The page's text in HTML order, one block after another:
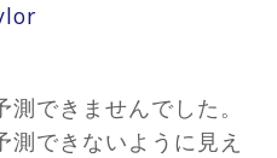
できませんでした。
できないように見え